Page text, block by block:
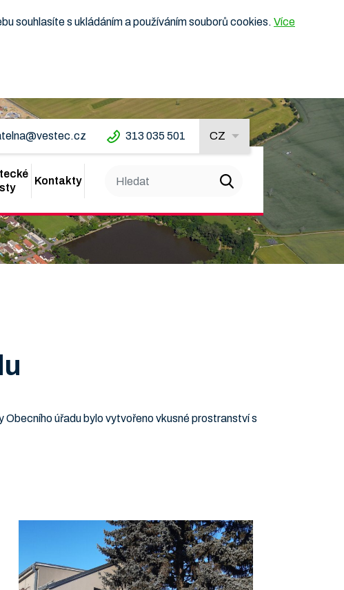
souhlasíte s ukládáním a používáním souborů cookies. Více
313 035 501 CZ
Kontakty
úřadu bylo vytvořeno vkusné prostranství s